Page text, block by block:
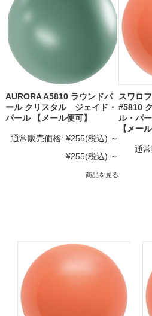
AURORA A5810 ラウンドパ
ール クリスタル ジェイド・
パール 【メール便可】
通常販売価格: ¥255(税込) ～
¥255(税込) ～
商品を見る
スワロ
#5810
ル・パ
【メー
通